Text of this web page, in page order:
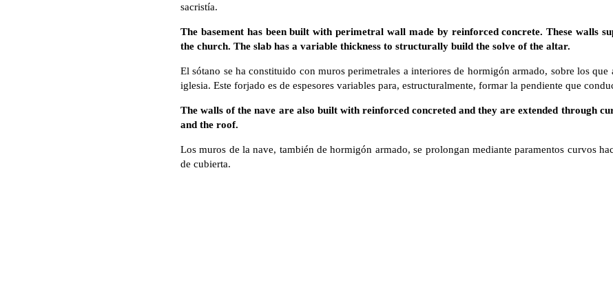
sacristía.
The basement has been built with perimetral wall made by reinforced concrete. These walls
the church. The slab has a variable thickness to structurally build the solve of the altar.
El sótano se ha constituido con muros perimetrales a interiores de hormigón armado, sobre los que
iglesia. Este forjado es de espesores variables para, estructuralmente, formar la pendiente que
The walls of the nave are also built with reinforced concreted and they are extended through
and the roof.
Los muros de la nave, también de hormigón armado, se prolongan mediante paramentos curvos
de cubierta.